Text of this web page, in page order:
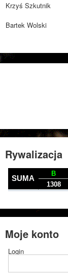
Krzyś Szkutnik
Bartek Wolski
Rywalizacja
Moje konto
Login